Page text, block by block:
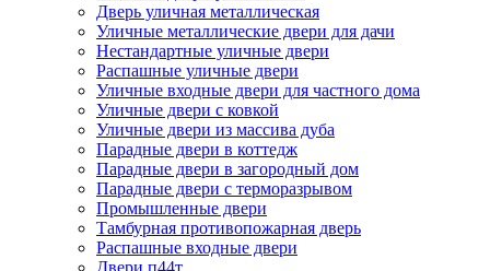
Дверь уличная металлическая
Уличные металлические двери для дачи
Нестандартные уличные двери
Распашные уличные двери
Уличные входные двери для частного дома
Уличные двери с ковкой
Уличные двери из массива дуба
Парадные двери в коттедж
Парадные двери в загородный дом
Парадные двери с терморазрывом
Промышленные двери
Тамбурная противопожарная дверь
Распашные входные двери
Двери п44т